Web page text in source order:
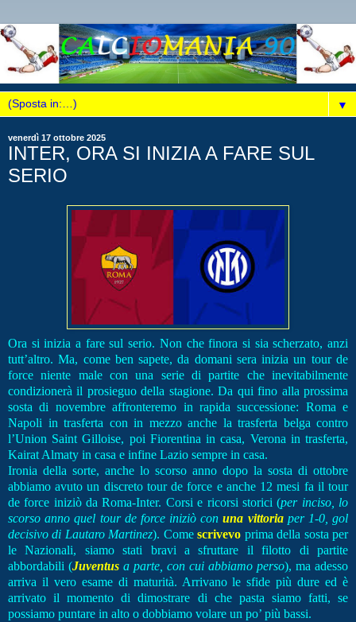
▼
venerdì 17 ottobre 2025
INTER, ORA SI INIZIA A FARE SUL
SERIO
Ora si inizia a fare sul serio. Non che finora si sia scherzato, anzi
tutt’altro. Ma, come ben sapete, da domani sera inizia un tour de
force niente male con una serie di partite che inevitabilmente
condizionerà il prosieguo della stagione. Da qui fino alla prossima
sosta di novembre affronteremo in rapida successione: Roma e
Napoli in trasferta con in mezzo anche la trasferta belga contro
l’Union Saint Gilloise, poi Fiorentina in casa, Verona in trasferta,
Kairat Almaty in casa e infine Lazio sempre in casa.
Ironia della sorte, anche lo scorso anno dopo la sosta di ottobre
abbiamo avuto un discreto tour de force e anche 12 mesi fa il tour
de force iniziò da Roma-Inter. Corsi e ricorsi storici (per inciso, lo
scorso anno quel tour de force iniziò conuna vittoriaper 1-0, gol
decisivo di Lautaro Martinez). Comescrivevo prima della sosta per
le Nazionali, siamo stati bravi a sfruttare il filotto di partite
abbordabili (Juventus a parte, con cui abbiamo perso), ma adesso
arriva il vero esame di maturità. Arrivano le sfide più dure ed è
arrivato il momento di dimostrare di che pasta siamo fatti, se
possiamo puntare in alto o dobbiamo volare un po’ più bassi.